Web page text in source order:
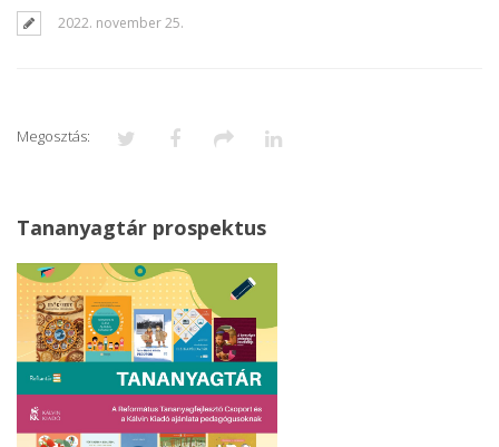
2022. november 25.
Megosztás:
Tananyagtár prospektus